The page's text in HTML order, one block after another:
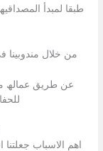
طبقا لمبدأ
من خلال مندوبینا
عن طریق عمالھ
اھم الاسباب